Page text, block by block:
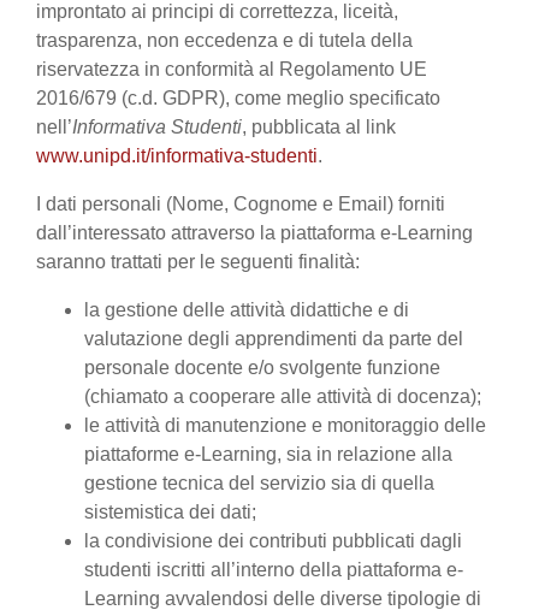
improntato ai principi di correttezza, liceità,
trasparenza, non eccedenza e di tutela della
riservatezza in conformità al Regolamento UE
2016/679 (c.d. GDPR), come meglio specificato
nell’Informativa Studenti, pubblicata al link
www.unipd.it/informativa-studenti.
I dati personali (Nome, Cognome e Email) forniti
dall’interessato attraverso la piattaforma e-Learning
saranno trattati per le seguenti finalità:
la gestione delle attività didattiche e di
valutazione degli apprendimenti da parte del
personale docente e/o svolgente funzione
(chiamato a cooperare alle attività di docenza);
le attività di manutenzione e monitoraggio delle
piattaforme e-Learning, sia in relazione alla
gestione tecnica del servizio sia di quella
sistemistica dei dati;
la condivisione dei contributi pubblicati dagli
studenti iscritti all’interno della piattaforma e-
Learning avvalendosi delle diverse tipologie di